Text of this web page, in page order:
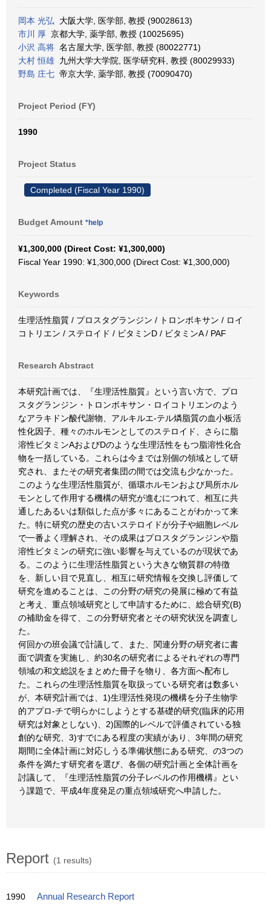
岡本 光弘 大阪大学, 医学部, 教授 (90028613)
市川 厚 京都大学, 薬学部, 教授 (10025695)
小沢 高将 名古屋大学, 医学部, 教授 (80022771)
大村 恒雄 九州大学大学院, 医学研究科, 教授 (80029933)
野島 庄七 帝京大学, 薬学部, 教授 (70090470)
Project Period (FY)
1990
Project Status
Completed (Fiscal Year 1990)
Budget Amount *help
¥1,300,000 (Direct Cost: ¥1,300,000)
Fiscal Year 1990: ¥1,300,000 (Direct Cost: ¥1,300,000)
Keywords
生理活性脂質 / プロスタグランジン / トロンボキサン / ロイ
コトリエン / ステロイド / ビタミンD / ビタミンA / PAF
Research Abstract
本研究計画では、『生理活性脂質』という言い方で、プロ
スタグランジン・トロンボキサン・ロイコトリエンのよう
なアラキドン酸代謝物、アルキルエ-テル燐脂質の血小板活
性化因子、種々のホルモンとしてのステロイド、さらに脂
溶性ビタミンAおよびDのような生理活性をもつ脂溶性化合
物を一括している。これらは今までは別個の領域として研
究され、またその研究者集団の間では交流も少なかった。
このような生理活性脂質が、循環ホルモンおよび局所ホル
モンとして作用する機構の研究が進むにつれて、相互に共
通したあるいは類似した点が多々にあることがわかって来
た。特に研究の歴史の古いステロイドが分子や細胞レベル
で一番よく理解され、その成果はプロスタグランジンや脂
溶性ビタミンの研究に強い影響を与えているのが現状であ
る。このように生理活性脂質という大きな物質群の特徴
を、新しい目で見直し、相互に研究情報を交換し評価して
研究を進めることは、この分野の研究の発展に極めて有益
と考え、重点領域研究として申請するために、総合研究(B)
の補助金を得て、この分野研究者とその研究状況を調査し
た。
何回かの班会議で計議して、また、関連分野の研究者に書
面で調査を実施し、約30名の研究者によるそれぞれの専門
領域の和文総説をまとめた冊子を物り、各方面へ配布し
た。これらの生理活性脂質を取扱っている研究者は数多い
が、本研究計画では、1)生理活性発現の機構を分子生物学
的アプロ-チで明らかにしようとする基礎的研究(臨床的応用
研究は対象としない)、2)国際的レベルで評価されている独
創的な研究、3)すでにある程度の実績があり、3年間の研究
期間に全体計画に対応しうる準備状態にある研究、の3つの
条件を満たす研究者を選び、各個の研究計画と全体計画を
討議して、『生理活性脂質の分子レベルの作用機構』とい
う課題で、平成4年度発足の重点領域研究へ申請した。
Report (1 results)
1990 Annual Research Report